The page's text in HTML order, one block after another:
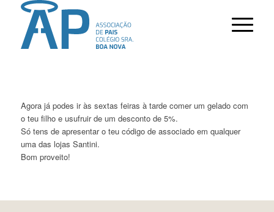
Agora já podes ir às sextas feiras à tarde comer um gelado com
o teu filho e usufruir de um desconto de 5%.
Só tens de apresentar o teu código de associado em qualquer
uma das lojas Santini.
Bom proveito!